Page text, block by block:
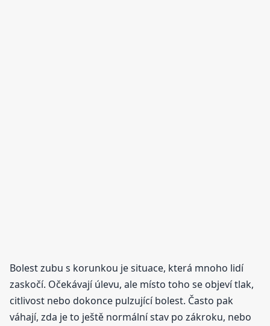
Bolest zubu s korunkou je situace, která mnoho lidí
zaskočí. Očekávají úlevu, ale místo toho se objeví tlak,
citlivost nebo dokonce pulzující bolest. Často pak
váhají, zda je to ještě normální stav po zákroku, nebo